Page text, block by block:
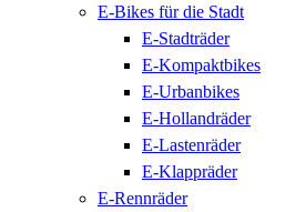
E-Bikes für die Stadt
E-Stadträder
E-Kompaktbikes
E-Urbanbikes
E-Hollandräder
E-Lastenräder
E-Klappräder
E-Rennräder